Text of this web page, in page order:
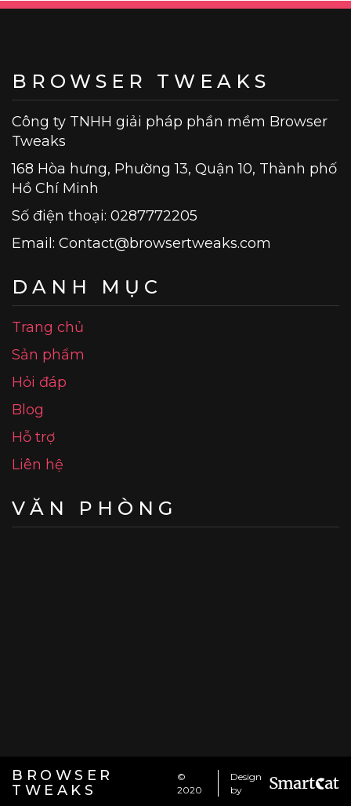
BROWSER TWEAKS
Công ty TNHH giải pháp phần mềm Browser
Tweaks
168 Hòa hưng, Phường 13, Quận 10, Thành phố
Hồ Chí Minh
Số điện thoại: 0287772205
Email: Contact@browsertweaks.com
DANH MỤC
Trang chủ
Sản phẩm
Hỏi đáp
Blog
Hỗ trợ
Liên hệ
VĂN PHÒNG
BROWSER
TWEAKS
©
2020
Design
by